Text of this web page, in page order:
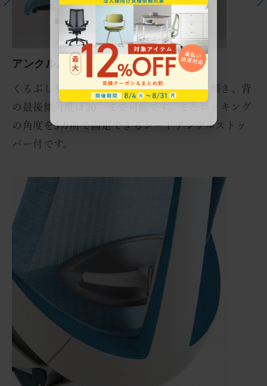
アンクルムーブ・シンクロロッキング
くるぶしを支点に背と座の角度が連動して傾き、背
の最後傾角度は20°まで可能です。またロッキング
の角度を5カ所で固定できるシートアングルストッ
パー付です。